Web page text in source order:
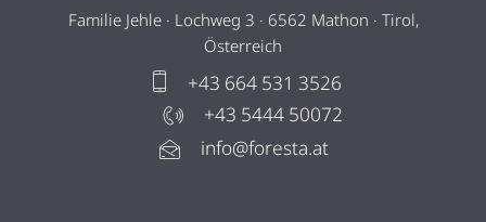
Familie Jehle · Lochweg 3 · 6562 Mathon · Tirol,
Österreich
+43 664 531 3526
+43 5444 50072
info@foresta.at